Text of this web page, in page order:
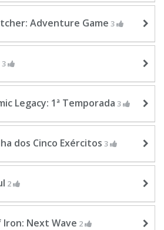
Adventure Game 3
3
Legacy: 1ª Temporada 3
dos Cinco Exércitos 3
2
Iron: Next Wave 2